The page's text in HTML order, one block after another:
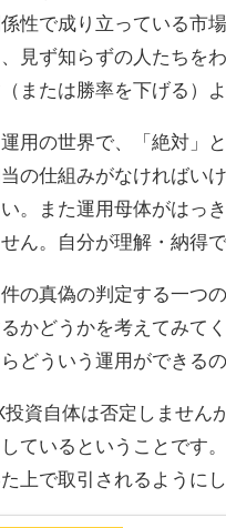
性で成り立っている市
、見ず知らずの人たちを
または勝率を下げる）
用の世界で、「絶対」
の仕組みがなければい
い。また運用母体がはっ
ん。自分が理解・納得
の真偽の判定する一つ
かどうかを考えてみて
どういう運用ができる
投資自体は否定しません
ているということです
上で取引されるように